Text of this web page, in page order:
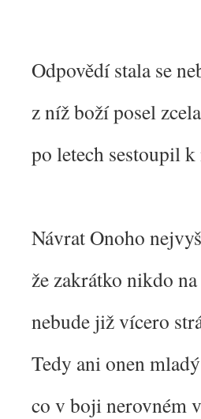
Odpovědí stala se
z níž boží posel
po letech sestoupil
Návrat Onoho
že zakrátko nikdo
nebude již vícero
Tedy ani onen
co v boji nerovném